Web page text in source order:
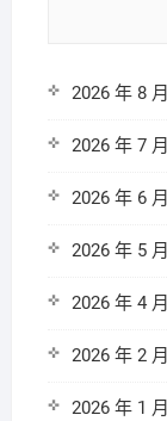
2026 年 8 月
2026 年 7 月
2026 年 6 月
2026 年 5 月
2026 年 4 月
2026 年 2 月
2026 年 1 月